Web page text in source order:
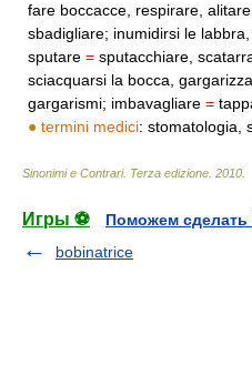
fare boccacce, respirare,
sbadigliare; inumidirsi le
sputare = sputacchiare,
sciacquarsi la bocca,
gargarismi; imbavagliare =
● termini medici: stomatologia,
Sinonimi e Contrari. Terza edizione 2010
Игры ⚽
Поможем
bobinatrice